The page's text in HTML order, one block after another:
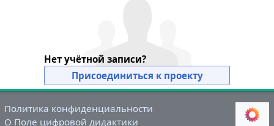
Нет учётной записи?
Присоединиться к проекту
Политика конфиденциальности
О Поле цифровой дидактики